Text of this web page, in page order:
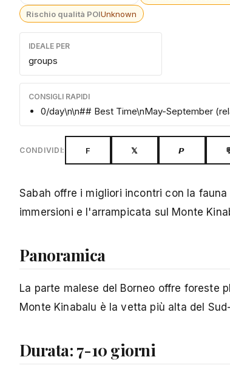
Rischio qualità POIUnknown
IDEALE PER
groups
CONSIGLI RAPIDI
0/day\n\n## Best Time\nMay-September
CONDIVIDI: F 𝕏 𝙋
Sabah offre i migliori incontri con la
immersioni e l'arrampicata sul Monte
Panoramica
La parte malese del Borneo offre foreste
Monte Kinabalu è la vetta più alta del
Durata: 7-10 giorni